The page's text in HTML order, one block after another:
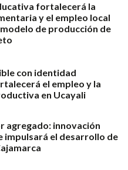
fortalecerá la
y el empleo local
de producción de
con identidad
el empleo y la
en Ucayali
agregado: innovación
impulsará el desarrollo de